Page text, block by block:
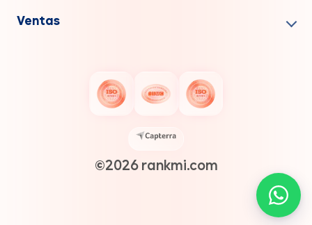
Ventas
©️2026 rankmi.com